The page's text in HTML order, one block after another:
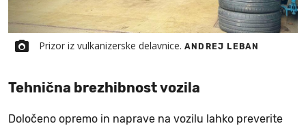
Prizor iz vulkanizerske delavnice. ANDREJ LEBAN
Tehnična brezhibnost vozila
Določeno opremo in naprave na vozilu lahko preverite